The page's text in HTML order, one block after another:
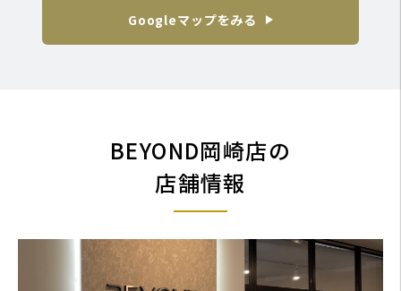
Googleマップをみる
BEYOND岡崎店の
店舗情報